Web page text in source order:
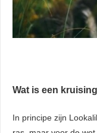
Wat is een
In principe zijn